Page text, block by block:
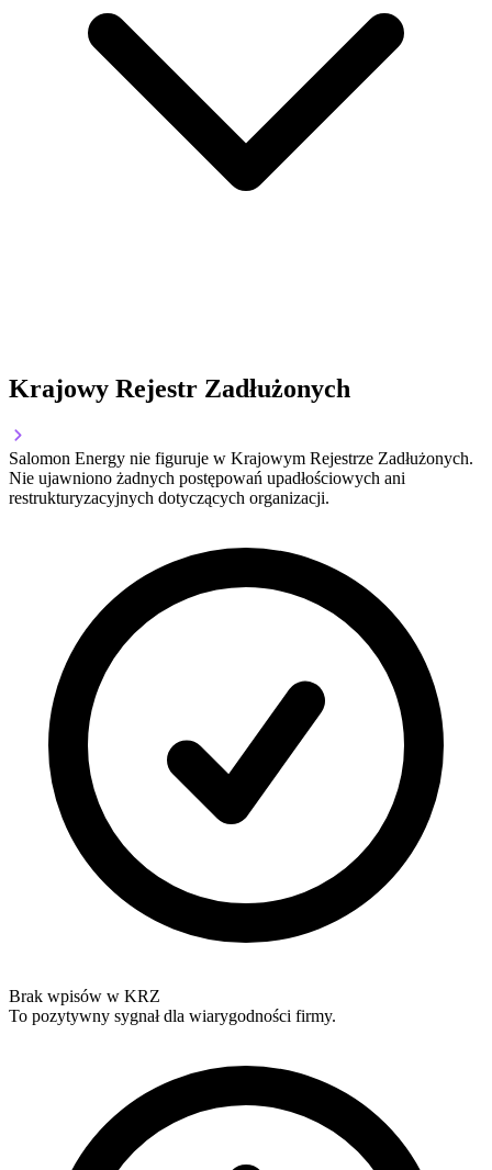
Krajowy Rejestr Zadłużonych
Salomon Energy nie figuruje w Krajowym Rejestrze Zadłużonych.
Nie ujawniono żadnych postępowań upadłościowych ani
restrukturyzacyjnych dotyczących organizacji.
Brak wpisów w KRZ
To pozytywny sygnał dla wiarygodności firmy.